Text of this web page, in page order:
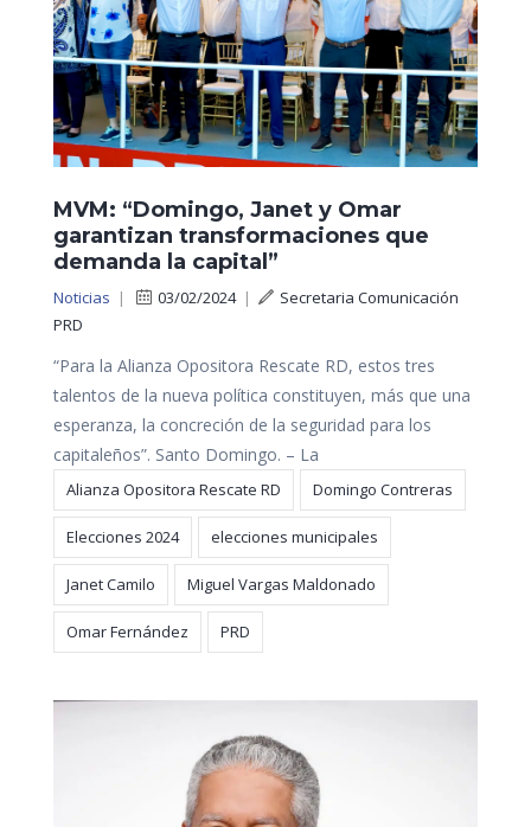
MVM: “Domingo, Janet y Omar
garantizan transformaciones que
demanda la capital”
Noticias | 03/02/2024|
Secretaria Comunicación
PRD
“Para la Alianza Opositora Rescate RD, estos tres
talentos de la nueva política constituyen, más que una
esperanza, la concreción de la seguridad para los
capitaleños”. Santo Domingo. – La
Alianza Opositora Rescate RD Domingo Contreras
Elecciones 2024 elecciones municipales
Janet Camilo Miguel Vargas Maldonado
Omar Fernández PRD